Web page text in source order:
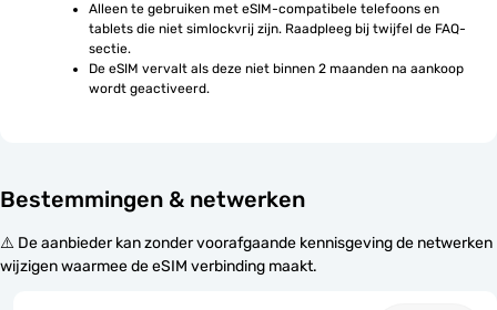
Alleen te gebruiken met eSIM-compatibele telefoons en
tablets die niet simlockvrij zijn. Raadpleeg bij twijfel de FAQ-
sectie.
De eSIM vervalt als deze niet binnen 2 maanden na aankoop
wordt geactiveerd.
Bestemmingen & netwerken
⚠️ De aanbieder kan zonder voorafgaande kennisgeving de netwerken
wijzigen waarmee de eSIM verbinding maakt.